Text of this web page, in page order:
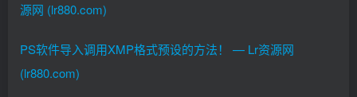
源网 (lr880.com)
PS软件导入调用XMP格式预设的方法！ — Lr资源网
(lr880.com)